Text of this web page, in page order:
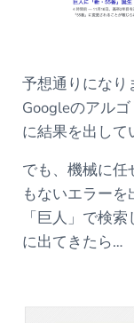
予想通りになり
Googleのアル
に結果を出して
でも、機械に
もないエラー
「巨人」で検
に出てきたら…